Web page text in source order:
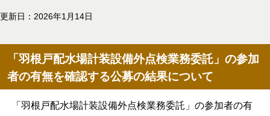
更新日：2026年1月14日
「羽根戸配水場計装設備外点検業務委託」の参加
者の有無を確認する公募の結果について
「羽根戸配水場計装設備外点検業務委託」の参加者の有